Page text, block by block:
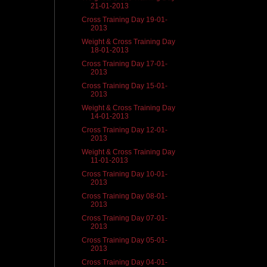
21-01-2013
Cross Training Day 19-01-
2013
Weight & Cross Training Day
18-01-2013
Cross Training Day 17-01-
2013
Cross Training Day 15-01-
2013
Weight & Cross Training Day
14-01-2013
Cross Training Day 12-01-
2013
Weight & Cross Training Day
11-01-2013
Cross Training Day 10-01-
2013
Cross Training Day 08-01-
2013
Cross Training Day 07-01-
2013
Cross Training Day 05-01-
2013
Cross Training Day 04-01-